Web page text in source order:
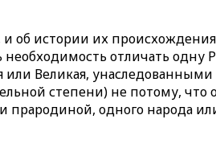
об истории их
необходимость отличать
Великая,
степени) не потому,
одного народа